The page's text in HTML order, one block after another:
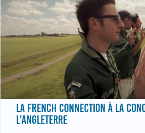
LA FRENCH CONNECTION À LA
L’ANGLETERRE